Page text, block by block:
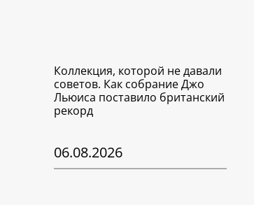
Коллекция, которой не давали
советов. Как собрание Джо
Льюиса поставило британский
рекорд
06.08.2026